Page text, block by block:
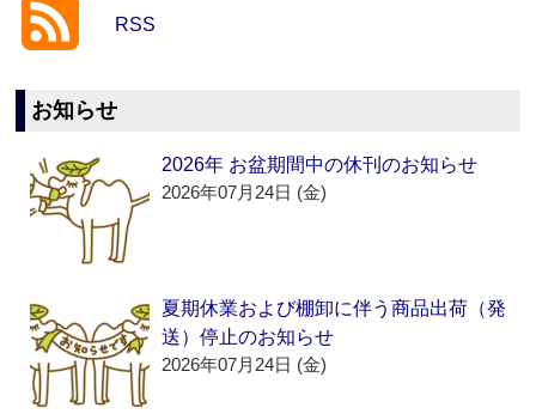
RSS
お知らせ
2026年 お盆期間中の休刊のお知らせ
2026年07月24日 (金)
夏期休業および棚卸に伴う商品出荷（発
送）停止のお知らせ
2026年07月24日 (金)